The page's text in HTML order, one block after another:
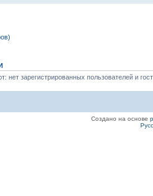
нет зарегистрированных пользователей и
Создано на основе